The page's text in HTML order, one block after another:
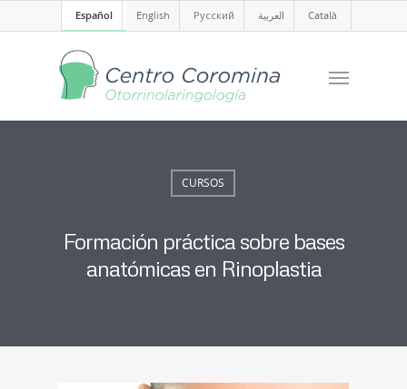
Español English Русский العربية Català
CURSOS
Formación práctica sobre bases
anatómicas en Rinoplastia